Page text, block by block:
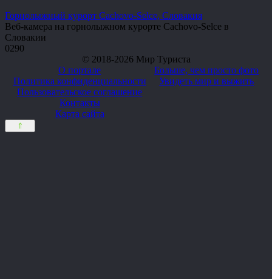
Горнолыжный курорт Сachovo-Selce, Словакия
Веб-камера на горнолыжном курорте Сachovo-Selce в
Словакии
0290
© 2018-2026 Мир Туриста
О портале
Политика конфиденциальности
Пользовательское соглашение
Контакты
Карта сайта
Больше, чем просто фото
Увидеть мир и выжить